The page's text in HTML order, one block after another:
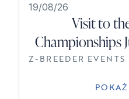
19/08/26
Visit to
Championships
Z-BREEDER EVENTS